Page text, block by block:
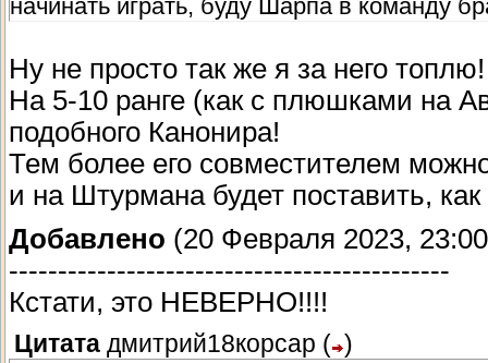
начинать играть, буду Шарпа в команду
Ну не просто так же я за него
На 5-10 ранге (как с плюшками на
подобного Канонира!
Тем более его совместителем
и на Штурмана будет поставить,
Добавлено (20 Февраля 2023,
---------------------------------------------
Кстати, это НЕВЕРНО!!!!
Цитата дмитрий18корсар ( )